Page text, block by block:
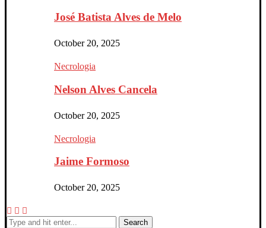
José Batista Alves de Melo
October 20, 2025
Necrologia
Nelson Alves Cancela
October 20, 2025
Necrologia
Jaime Formoso
October 20, 2025
Search